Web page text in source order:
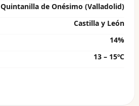
Quintanilla de Onésimo (Valladolid)
Castilla y León
14%
13 – 15ºC